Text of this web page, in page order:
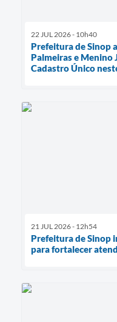
22 JUL 2026 - 10h40
Prefeitura de Sinop
Palmeiras e Menino
Cadastro Único
21 JUL 2026 - 12h54
Prefeitura de Sinop
para fortalecer